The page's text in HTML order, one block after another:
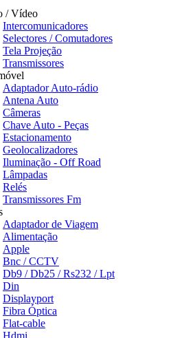
/ Vídeo
Intercomunicadores
Selectores / Comutadores
Tela Projeção
Transmissores
Adaptador Auto-rádio
Antena Auto
Câmeras
Chave Auto - Peças
Estacionamento
Geolocalizadores
Iluminação - Off Road
Lâmpadas
Relés
Transmissores Fm
Adaptador de Viagem
Alimentação
Apple
Bnc / CCTV
Db9 / Db25 / Rs232 / Lpt
Din
Displayport
Fibra Óptica
Flat-cable
Hdmi